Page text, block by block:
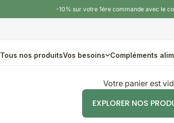
-10% sur votre 1ère commande avec le
Tous nos produitsVos besoins Compléments
Votre panier est
EXPLORER NOS